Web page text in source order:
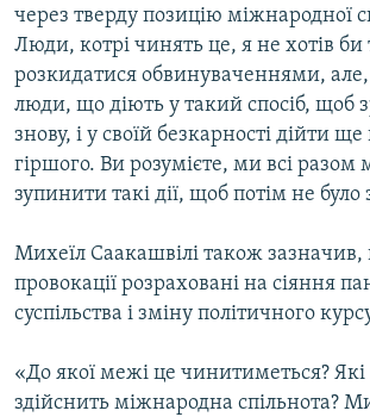
через тверду позицію міжнародної
Люди, котрі чинять це, я не хотів би
розкидатися обвинуваченнями,
люди, що діють у такий спосіб, щоб
знову, і у своїй безкарності дійти
гіршого. Ви розумієте, ми всі разом
зупинити такі дії, щоб потім не було
Михеїл Саакашвілі також зазначив,
провокації розраховані на сіяння
суспільства і зміну політичного
«До якої межі це чинитиметься?
здійснить міжнародна спільнота?